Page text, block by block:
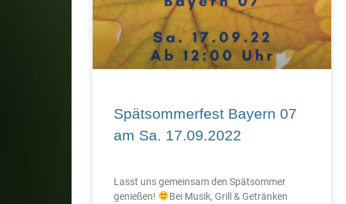
Spätsommerfest Bayern 07
am Sa. 17.09.2022
Lasst uns gemeinsam den Spätsommer
genießen!
Bei Musik, Grill & Getränken